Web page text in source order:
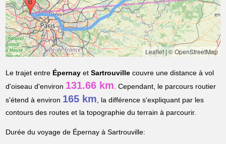
Leaflet| © OpenStreetMap
Le trajet entre Épernay etSartrouville couvre une distance à vol
d'oiseau d'environ 131.66 km. Cependant, le parcours routier
s'étend à environ 165 km, la différence s'expliquant par les
contours des routes et la topographie du terrain à parcourir.
Durée du voyage de Épernay à Sartrouville: